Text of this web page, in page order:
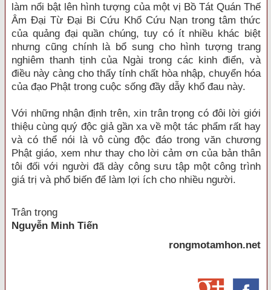
làm nổi bật lên hình tượng của một vị Bồ Tát Quán Thế
Âm Đại Từ Đại Bi Cứu Khổ Cứu Nạn trong tâm thức
của quảng đại quần chúng, tuy có ít nhiều khác biệt
nhưng cũng chính là bổ sung cho hình tượng trang
nghiêm thanh tịnh của Ngài trong các kinh điển, và
điều này càng cho thấy tính chất hòa nhập, chuyển hóa
của đạo Phật trong cuộc sống đầy dẫy khổ đau này.
Với những nhận định trên, xin trân trọng có đôi lời giới
thiệu cùng quý độc giả gần xa về một tác phẩm rất hay
và có thể nói là vô cùng độc đáo trong văn chương
Phật giáo, xem như thay cho lời cảm ơn của bản thân
tôi đối với người đã dày công sưu tập một công trình
giá trị và phổ biến để làm lợi ích cho nhiều người.
Trân trọng
Nguyễn Minh Tiến
rongmotamhon.net